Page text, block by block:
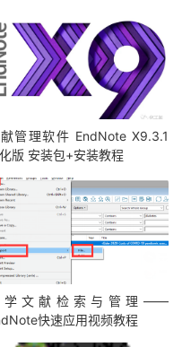
管理软件 EndNote X9.3.1
版 安装包+安装教程
学文献检索与管理——
快速应用视频教程